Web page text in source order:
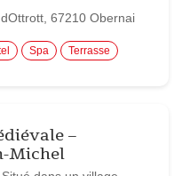
67210 Obernai
Spa Terrasse
–
Michel